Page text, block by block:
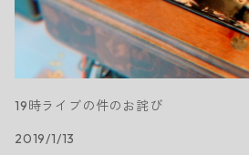
19時ライブの件のお詫び
2019/1/13